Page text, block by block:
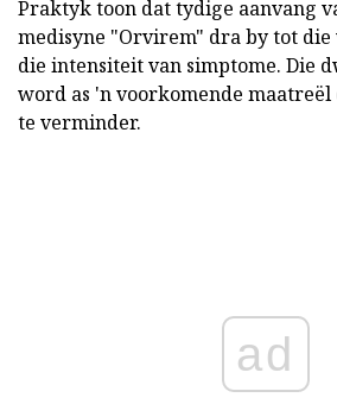
Praktyk toon dat tydige aanvang
medisyne "Orvirem" dra by tot
die intensiteit van simptome. Die
word as 'n voorkomende maatreël
te verminder.
ad